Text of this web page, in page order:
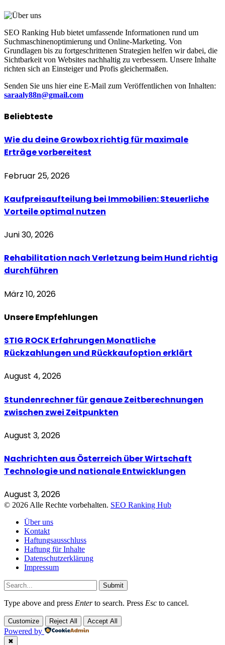
SEO Ranking Hub bietet umfassende Informationen rund um
Suchmaschinenoptimierung und Online-Marketing. Von
Grundlagen bis zu fortgeschrittenen Strategien helfen wir dabei, die
Sichtbarkeit von Websites nachhaltig zu verbessern. Unsere Inhalte
richten sich an Einsteiger und Profis gleichermaßen.
Senden Sie uns hier eine E-Mail zum Veröffentlichen von Inhalten:
saraaly88n@gmail.com
Beliebteste
Wie du deine Growbox richtig für maximale
Erträge vorbereitest
Februar 25, 2026
Kaufpreisaufteilung bei Immobilien: Steuerliche
Vorteile optimal nutzen
Juni 30, 2026
Rehabilitation nach Verletzung beim Hund richtig
durchführen
März 10, 2026
UnsereEmpfehlungen
STIG ROCK Erfahrungen Monatliche
Rückzahlungen und Rückkaufoption erklärt
August 4, 2026
Stundenrechner für genaue Zeitberechnungen
zwischen zwei Zeitpunkten
August 3, 2026
Nachrichten aus Österreich über Wirtschaft
Technologie und nationale Entwicklungen
August 3, 2026
© 2026 Alle Rechte vorbehalten. SEO Ranking Hub
Über uns
Kontakt
Haftungsausschluss
Haftung für Inhalte
Datenschutzerklärung
Impressum
Submit
Type above and press Enterto search. Press Esc to cancel.
Customize Reject All Accept All
Powered by
✖